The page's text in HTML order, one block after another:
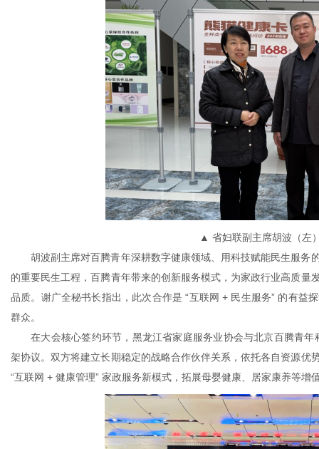
▲ 省妇联副主席胡波（左
胡波副主席对百腾青年深耕数字健康领域、用科技赋能民生服务
的重要民生工程，百腾青年带来的创新服务模式，为家政行业高质
品质。谢广全秘书长指出，此次合作是 “互联网 + 民生服务” 的有益
群众。
在大会核心签约环节，黑龙江省家庭服务业协会与北京百腾青年
架协议。双方将建立长期稳定的战略合作伙伴关系，依托各自资源
“互联网 + 健康管理” 家政服务新模式，拓展母婴健康、居家康养等